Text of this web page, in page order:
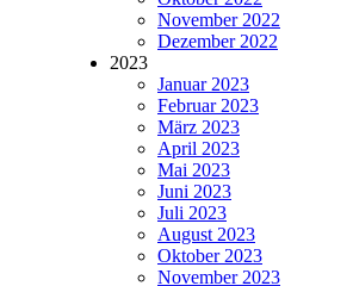
November 2022
Dezember 2022
2023
Januar 2023
Februar 2023
März 2023
April 2023
Mai 2023
Juni 2023
Juli 2023
August 2023
Oktober 2023
November 2023